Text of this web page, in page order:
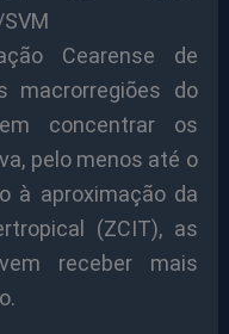
Cearense de
macrorregiões do
concentrar os
pelo menos até o
à aproximação da
(ZCIT), as
receber mais